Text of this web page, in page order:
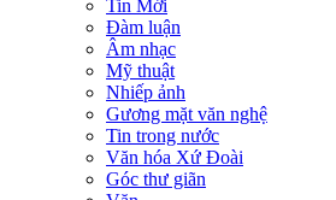
Tin Mới
Đàm luận
Âm nhạc
Mỹ thuật
Nhiếp ảnh
Gương mặt văn nghệ
Tin trong nước
Văn hóa Xứ Đoài
Góc thư giãn